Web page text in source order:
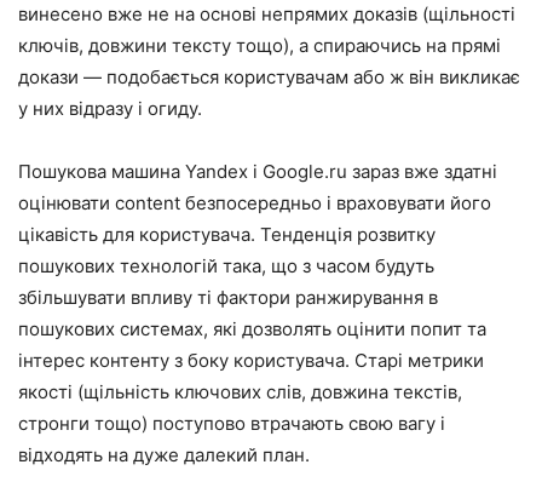
винесено вже не на основі непрямих доказів (щільності
ключів, довжини тексту тощо), а спираючись на прямі
докази — подобається користувачам або ж він викликає
у них відразу і огиду.
Пошукова машина Yandex і Google.ru зараз вже здатні
оцінювати content безпосередньо і враховувати його
цікавість для користувача. Тенденція розвитку
пошукових технологій така, що з часом будуть
збільшувати впливу ті фактори ранжирування в
пошукових системах, які дозволять оцінити попит та
інтерес контенту з боку користувача. Старі метрики
якості (щільність ключових слів, довжина текстів,
стронги тощо) поступово втрачають свою вагу і
відходять на дуже далекий план.